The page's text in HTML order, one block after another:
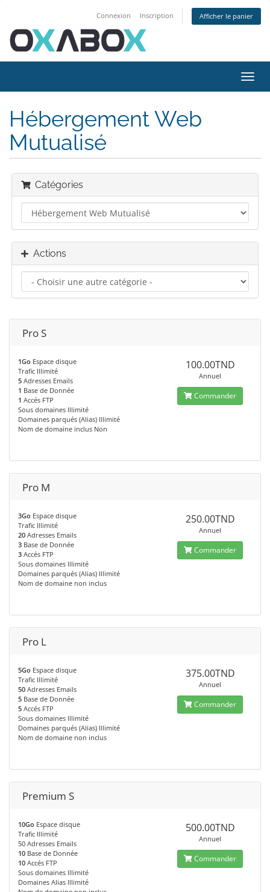
Connexion Inscription Afficher le panier
la
Hébergement Web
Mutualisé
Catégories
Actions
Pro S
1Go Espace disque
Trafic Illimité
5 Adresses Emails
1 Base de Donnée
1 Accés FTP
Sous domaines Illimité
Domaines parqués (Alias) Illimité
Nom de domaine inclus Non
100.00TND
Annuel
Commander
Pro M
3Go Espace disque
Trafic Illimité
20 Adresses Emails
3 Base de Donnée
3 Accés FTP
Sous domaines Illimité
Domaines parqués (Alias) Illimité
Nom de domaine non inclus
250.00TND
Annuel
Commander
Pro L
5Go Espace disque
Trafic Illimité
50 Adresses Emails
5 Base de Donnée
5 Accés FTP
Sous domaines Illimité
Domaines parqués (Alias) Illimité
Nom de domaine non inclus
375.00TND
Annuel
Commander
Premium S
10Go Espace disque
Trafic Illimité
50 Adresses Emails
10 Base de Donnée
10 Accés FTP
Sous domaines Illimité
Domaines Alias Illimité
500.00TND
Annuel
Commander